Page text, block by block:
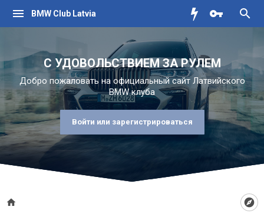
BMW Club Latvia
С УДОВОЛЬСТВИЕМ ЗА РУЛЕМ
Добро пожаловать на официальный сайт Латвийского
BMW клуба
Войти или зарегистрироваться